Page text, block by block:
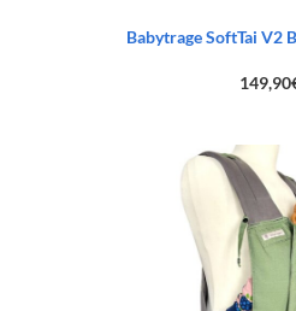
Babytrage SoftTai V2
149,90